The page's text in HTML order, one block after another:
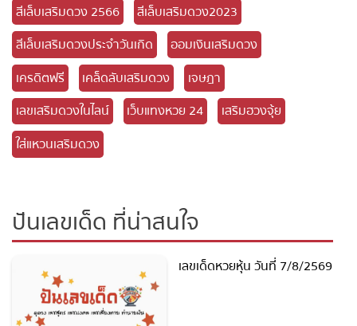
สีเล็บเสริมดวง 2566
สีเล็บเสริมดวง2023
สีเล็บเสริมดวงประจำวันเกิด
ออมเงินเสริมดวง
เครดิตฟรี
เคล็ดลับเสริมดวง
เจษฎา
เลขเสริมดวงในไลน์
เว็บแทงหวย 24
เสริมฮวงจุ้ย
ใส่แหวนเสริมดวง
ปันเลขเด็ด ที่น่าสนใจ
เลขเด็ดหวยหุ้น วันที่ 7/8/2569